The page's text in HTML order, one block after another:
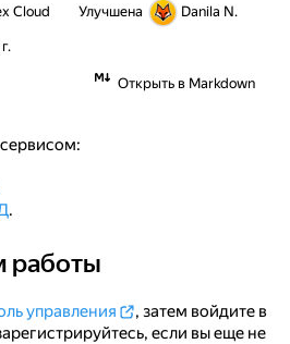
Cloud Улучшена Danila N.
Открыть в Markdown
.
работы
управления
, затем войдите в
если вы еще не